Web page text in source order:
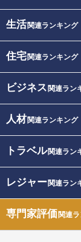
生活関連ランキング
住宅関連ランキング
ビジネス 関連ラン
人材関連ランキング
トラベル関連ラン
レジャー関連ラン
専門家評価関連